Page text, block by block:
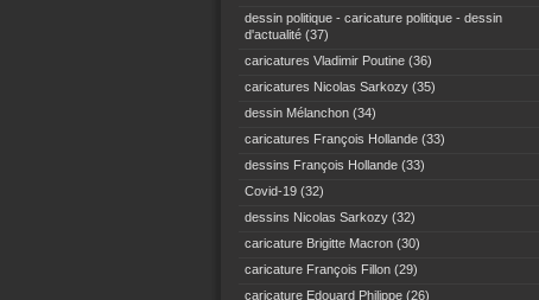
dessin politique - caricature politique - dessin
d'actualité (37)
caricatures Vladimir Poutine (36)
caricatures Nicolas Sarkozy (35)
dessin Mélanchon (34)
caricatures François Hollande (33)
dessins François Hollande (33)
Covid-19 (32)
dessins Nicolas Sarkozy (32)
caricature Brigitte Macron (30)
caricature François Fillon (29)
caricature Edouard Philippe (26)